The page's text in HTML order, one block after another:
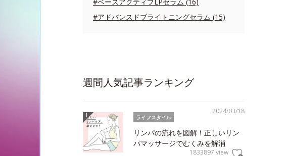
#アドバンスドブライトニングセラム (15)
週間人気記事ランキング
2024/03/18
ライフスタイル
リンパの流れを図解！正しいリン
パマッサージでむくみを解消
1833897 view